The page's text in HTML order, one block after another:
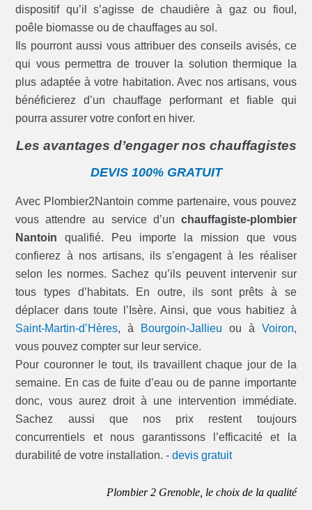
dispositif qu’il s’agisse de chaudière à gaz ou fioul,
poêle biomasse ou de chauffages au sol.
Ils pourront aussi vous attribuer des conseils avisés, ce
qui vous permettra de trouver la solution thermique la
plus adaptée à votre habitation. Avec nos artisans, vous
bénéficierez d’un chauffage performant et fiable qui
pourra assurer votre confort en hiver.
Les avantages d’engager nos chauffagistes
DEVIS 100% GRATUIT
Avec Plombier2Nantoin comme partenaire, vous pouvez
vous attendre au service d’un chauffagiste-plombier
Nantoin qualifié. Peu importe la mission que vous
confierez à nos artisans, ils s’engagent à les réaliser
selon les normes. Sachez qu’ils peuvent intervenir sur
tous types d’habitats. En outre, ils sont prêts à se
déplacer dans toute l’Isère. Ainsi, que vous habitiez à
Saint-Martin-d’Hères, à Bourgoin-Jallieu ou à Voiron,
vous pouvez compter sur leur service.
Pour couronner le tout, ils travaillent chaque jour de la
semaine. En cas de fuite d’eau ou de panne importante
donc, vous aurez droit à une intervention immédiate.
Sachez aussi que nos prix restent toujours
concurrentiels et nous garantissons l’efficacité et la
durabilité de votre installation. -devis gratuit
Plombier 2 Grenoble, le choix de la qualité